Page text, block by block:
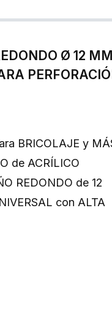
Ø 12
BRICOLAJE y
de ACRÍLICO
REDONDO de 12
con ALTA